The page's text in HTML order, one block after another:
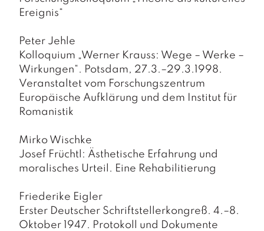
Ereignis“
Peter Jehle
Kolloquium „Werner Krauss: Wege – Werke –
Wirkungen“. Potsdam, 27.3.–29.3.1998.
Veranstaltet vom Forschungszentrum
Europäische Aufklärung und dem Institut für
Romanistik
Mirko Wischke
Josef Früchtl: Ästhetische Erfahrung und
moralisches Urteil. Eine Rehabilitierung
Friederike Eigler
Erster Deutscher Schriftstellerkongreß. 4.–8.
Oktober 1947. Protokoll und Dokumente